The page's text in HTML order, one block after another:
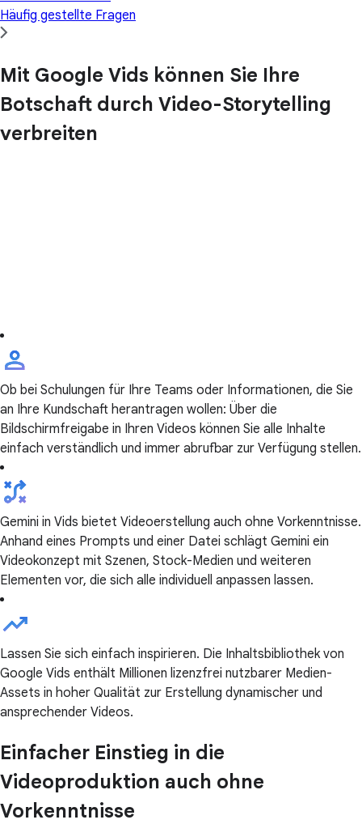
Häufig gestellte Fragen
Mit Google Vids können Sie Ihre
Botschaft durch Video-Storytelling
verbreiten
Ob bei Schulungen für Ihre Teams oder Informationen, die Sie
an Ihre Kundschaft herantragen wollen: Über die
Bildschirmfreigabe in Ihren Videos können Sie alle Inhalte
einfach verständlich und immer abrufbar zur Verfügung stellen.
Gemini in Vids bietet Videoerstellung auch ohne Vorkenntnisse.
Anhand eines Prompts und einer Datei schlägt Gemini ein
Videokonzept mit Szenen, Stock-Medien und weiteren
Elementen vor, die sich alle individuell anpassen lassen.
Lassen Sie sich einfach inspirieren. Die Inhaltsbibliothek von
Google Vids enthält Millionen lizenzfrei nutzbarer Medien-
Assets in hoher Qualität zur Erstellung dynamischer und
ansprechender Videos.
Einfacher Einstieg in die
Videoproduktion auch ohne
Vorkenntnisse